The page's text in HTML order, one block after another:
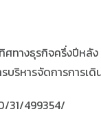
ศทางธุรกิจครึ่งปีห
ริหารจัดการการเ
31/499354/